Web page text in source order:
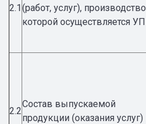
2.1(работ, услуг), производство
которой осуществляется УП
2.2
Состав выпускаемой
продукции (оказания услуг)